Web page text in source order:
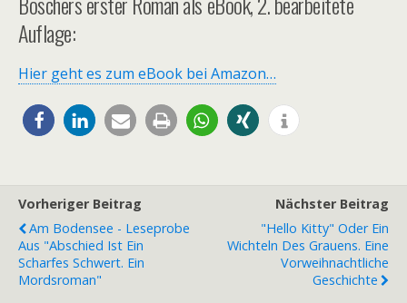
Auflage:
Hier geht es zum eBook bei Amazon…
Vorheriger Beitrag
Am Bodensee - Leseprobe
Aus "Abschied Ist Ein
Scharfes Schwert. Ein
Mordsroman"
Nächster Beitrag
"Hello Kitty" Oder Ein
Wichteln Des Grauens. Eine
Vorweihnachtliche
Geschichte